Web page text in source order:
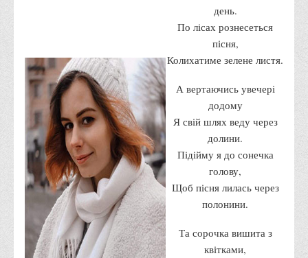
Правила поведінки у разі виявлення вибухонебезпечних
Дії населення в умовах надзвичайних ситуацій воєнного
характеру
Правила безпечної поведінки учасників освітнього процесу в
умовах війни
Що можна і не можна знімати, показувати під час війни
Контакти державних та громадських організацій, які
допомагають тим, хто пережили сексуальне насильство,
пов'язане з конфліктом та їх родинам у Вінницькій області
10 точних фактів про наркотики. З’ясуй правду про
наркотики. Врятуй чиєсь життя
день.
По лісах рознесеться
пісня,
Колихатиме зелене листя.
А вертаючись увечері
додому
Я свій шлях веду через
долини.
Підійму я до сонечка
голову,
Щоб пісня лилась через
полонини.
Та сорочка вишита з
квітками,